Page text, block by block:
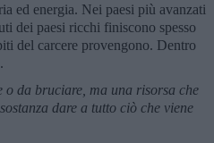
ed energia. Nei paesi più avanzati
dei paesi ricchi finiscono spesso
del carcere provengono. Dentro
da bruciare, ma una risorsa che
dare a tutto ciò che viene